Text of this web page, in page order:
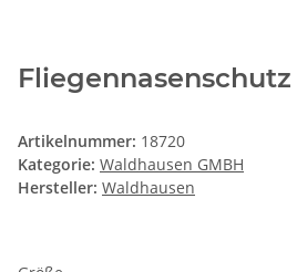
Artikelnummer: 18720
Kategorie: Waldhausen GMBH
Hersteller: Waldhausen